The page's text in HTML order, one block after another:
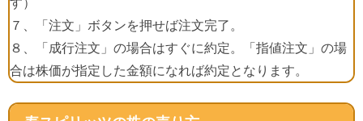
す）
７、「注文」ボタンを押せば注文完了。
８、「成行注文」の場合はすぐに約定。「指値注文」の場
合は株価が指定した金額になれば約定となります。